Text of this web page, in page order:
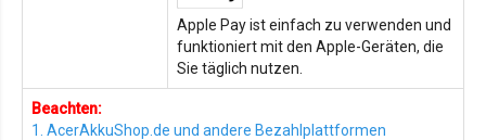
Apple Pay ist einfach zu verwenden und
funktioniert mit den Apple-Geräten, die
Sie täglich nutzen.
Beachten:
1. AcerAkkuShop.de und andere Bezahlplattformen